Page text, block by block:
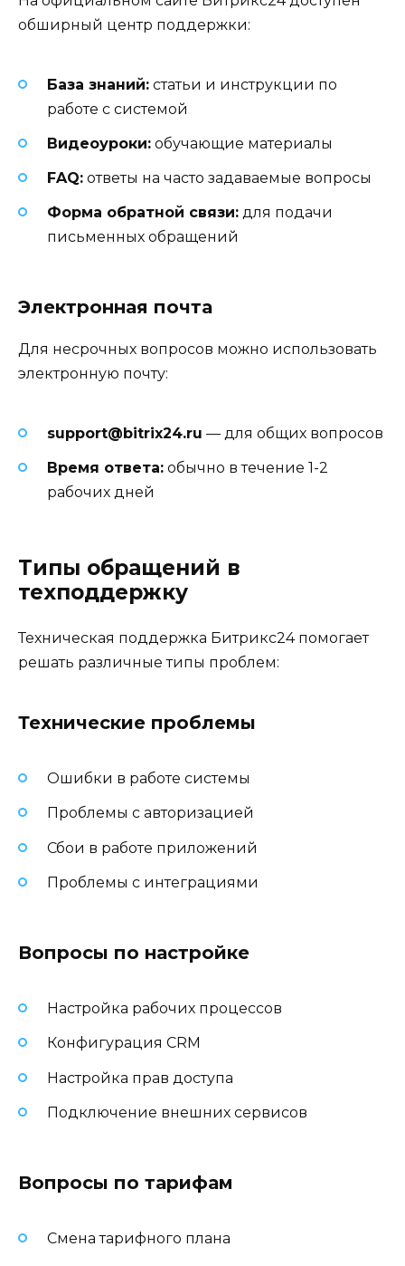
обширный центр поддержки:
База знаний: статьи и инструкции по
работе с системой
Видеоуроки: обучающие материалы
FAQ: ответы на часто задаваемые вопросы
Форма обратной связи: для подачи
письменных обращений
Электронная почта
Для несрочных вопросов можно использовать
электронную почту:
support@bitrix24.ru — для общих вопросов
Время ответа: обычно в течение 1-2
рабочих дней
Типы обращений в
техподдержку
Техническая поддержка Битрикс24 помогает
решать различные типы проблем:
Технические проблемы
Ошибки в работе системы
Проблемы с авторизацией
Сбои в работе приложений
Проблемы с интеграциями
Вопросы по настройке
Настройка рабочих процессов
Конфигурация CRM
Настройка прав доступа
Подключение внешних сервисов
Вопросы по тарифам
Смена тарифного плана